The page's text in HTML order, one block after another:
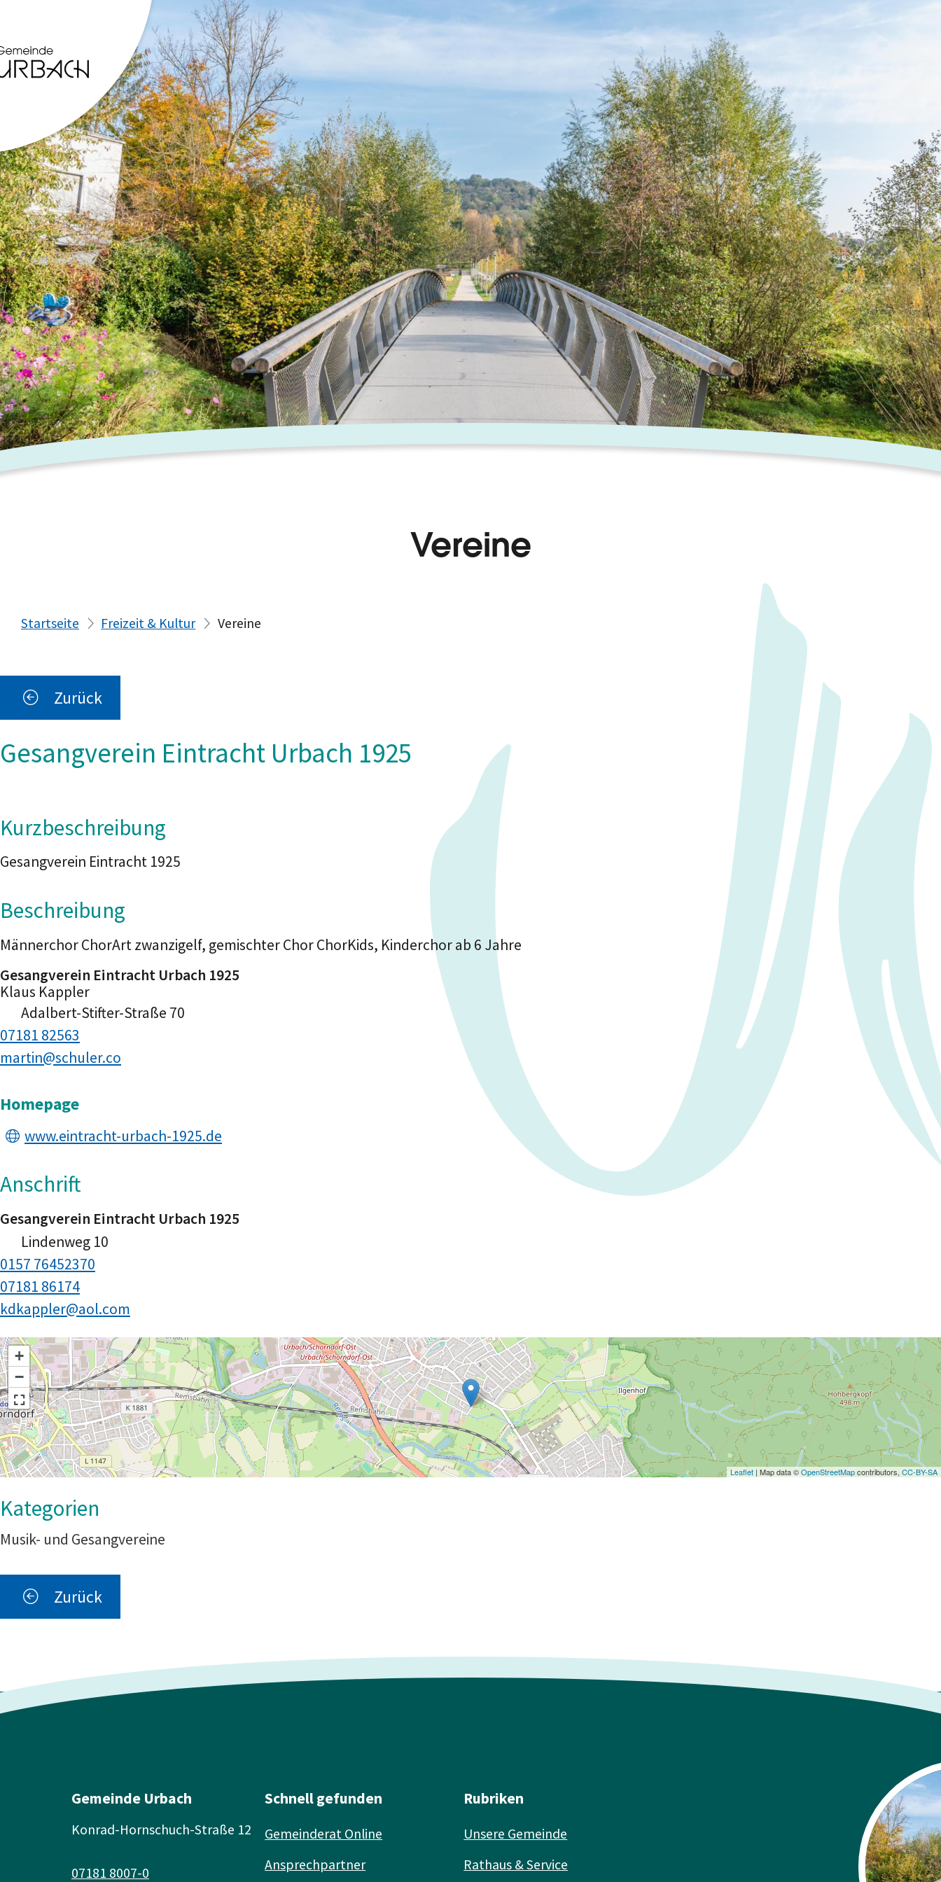
Vereine
Startseite Freizeit & Kultur Vereine
Zurück
Gesangverein Eintracht Urbach 1925
Kurzbeschreibung
Gesangverein Eintracht 1925
Beschreibung
Männerchor ChorArt zwanzigelf, gemischter Chor ChorKids, Kinderchor ab 6 Jahre
Klaus Kappler
Gesangverein Eintracht Urbach 1925
Adalbert-Stifter-Straße 70
martin@schuler.co
07181 82563
Homepage
www.eintracht-urbach-1925.de
Anschrift
Gesangverein Eintracht Urbach 1925
Lindenweg 10
kdkappler@aol.com
07181 86174
0157 76452370
+
−
Leaflet | Map data ©OpenStreetMapcontributors, CC-BY-SA
Musik- und Gesangvereine
Zurück
Gemeinde Urbach
Konrad-Hornschuch-Straße 12
07181 8007-0
Schnell gefunden
Gemeinderat Online
Ansprechpartner
Rubriken
Unsere Gemeinde
Rathaus & Service